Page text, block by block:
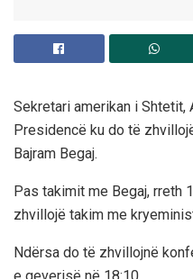
Sekretari amerikan i Shtetit,
Presidencë ku do të
Bajram Begaj.
Pas takimit me Begaj, rreth
zhvillojë takim me
Ndërsa do të zhvillojnë